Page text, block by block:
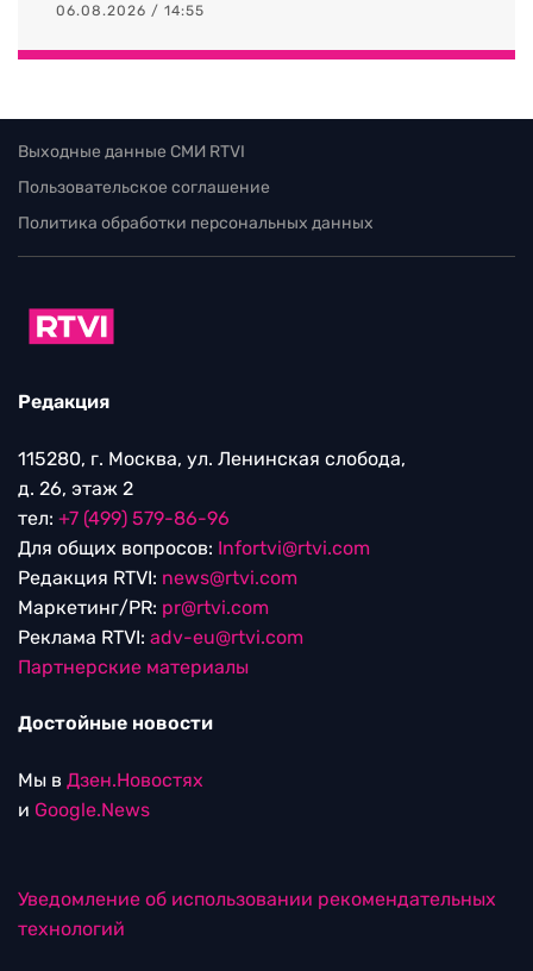
06.08.2026 / 14:55
Выходные данные СМИ RTVI
Пользовательское соглашение
Политика обработки персональных данных
Редакция
115280, г. Москва, ул. Ленинская слобода,
д. 26, этаж 2
тел: +7 (499) 579-86-96
Для общих вопросов: Infortvi@rtvi.com
Редакция RTVI: news@rtvi.com
Маркетинг/PR: pr@rtvi.com
Реклама RTVI: adv-eu@rtvi.com
Партнерские материалы
Достойные новости
Мы в Дзен.Новостях
и Google.News
Уведомление об использовании рекомендательных
технологий